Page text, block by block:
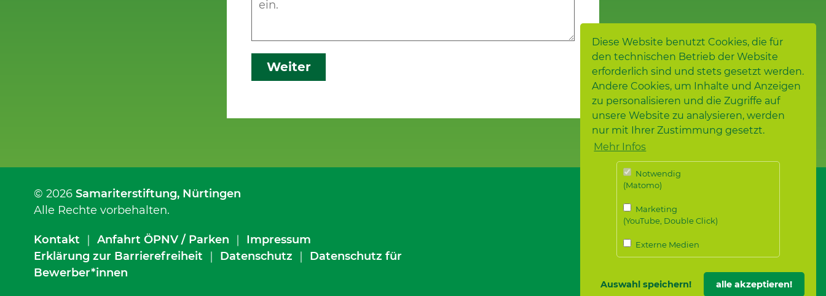
Diese Website benutzt Cookies, die für
den technischen Betrieb der Website
erforderlich sind und stets gesetzt werden.
Andere Cookies, um Inhalte und Anzeigen
zu personalisieren und die Zugriffe auf
unsere Website zu analysieren, werden
nur mit Ihrer Zustimmung gesetzt.
Mehr Infos
Notwendig
(Matomo)
Marketing
(YouTube, Double Click)
Externe Medien
Auswahl speichern! alle akzeptieren!
Weiter
© 2026 Samariterstiftung, Nürtingen
Alle Rechte vorbehalten.
Kontakt ｜ Anfahrt ÖPNV / Parken ｜ Impressum
Erklärung zur Barrierefreiheit ｜ Datenschutz ｜ Datenschutz für
Bewerber*innen